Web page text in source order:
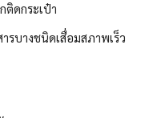
ดกระเป๋า
รบางชนิดเสื่อมสภาพเร็ว